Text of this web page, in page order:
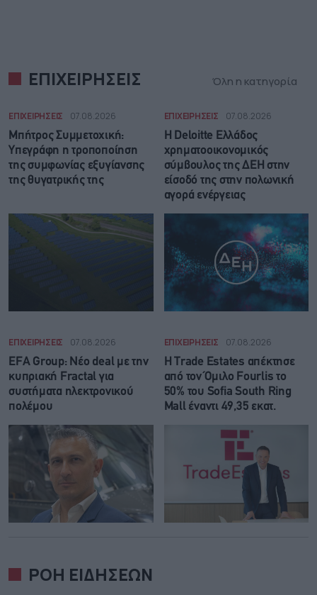
ΕΠΙΧΕΙΡΗΣΕΙΣ Όλη η κατηγορία
ΕΠΙΧΕΙΡΗΣΕΙΣ 07.08.2026
Μπήτρος Συμμετοχική:
Υπεγράφη η τροποποίηση
της συμφωνίας εξυγίανσης
της θυγατρικής της
ΕΠΙΧΕΙΡΗΣΕΙΣ 07.08.2026
Η Deloitte Ελλάδος
χρηματοοικονομικός
σύμβουλος της ΔΕΗ στην
είσοδό της στην πολωνική
αγορά ενέργειας
ΕΠΙΧΕΙΡΗΣΕΙΣ 07.08.2026
EFA Group: Νέο deal με την
κυπριακή Fractal για
συστήματα ηλεκτρονικού
πολέμου
ΕΠΙΧΕΙΡΗΣΕΙΣ 07.08.2026
Η Trade Εstates απέκτησε
από τον Όμιλο Fourlis το
50% του Sofia South Ring
Mall έναντι 49,35 εκατ.
ΡΟΗ ΕΙΔΗΣΕΩΝ